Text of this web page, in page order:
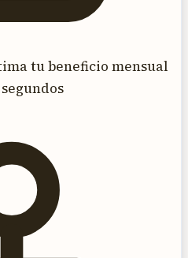
tu beneficio mensual